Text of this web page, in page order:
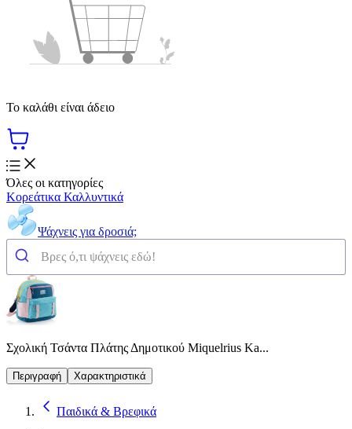
Το καλάθι είναι άδειο
Όλες οι κατηγορίες
Κορεάτικα Καλλυντικά
Ψάχνεις για δροσιά;
Σχολική Τσάντα Πλάτης Δημοτικού Miquelrius Ka...
Περιγραφή Χαρακτηριστικά
Παιδικά & Βρεφικά